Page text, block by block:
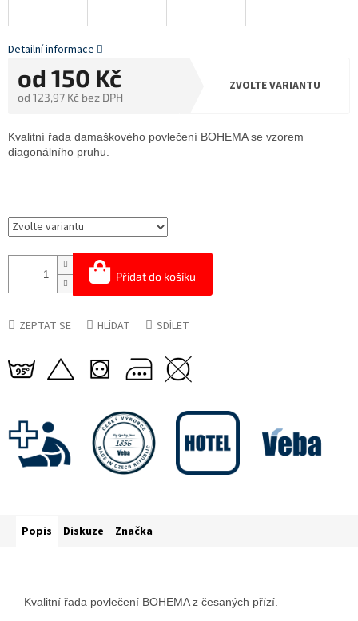
od 150 Kč
od 123,97 Kč bez DPH
ZVOLTE VARIANTU
Přidat do košíku
Kvalitní řada damaškového povlečení BOHEMA se vzorem
diagonálního pruhu.
Detailní informace
ZEPTAT SE HLÍDAT SDÍLET
Popis Diskuze Značka
Kvalitní řada povlečení BOHEMA z česaných přízí.